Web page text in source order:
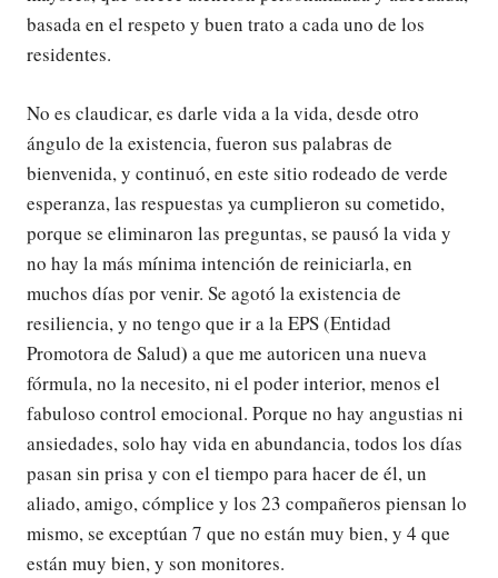
basada en el respeto y buen trato a cada uno de los
residentes.
No es claudicar, es darle vida a la vida, desde otro
ángulo de la existencia, fueron sus palabras de
bienvenida, y continuó, en este sitio rodeado de verde
esperanza, las respuestas ya cumplieron su cometido,
porque se eliminaron las preguntas, se pausó la vida y
no hay la más mínima intención de reiniciarla, en
muchos días por venir. Se agotó la existencia de
resiliencia, y no tengo que ir a la EPS (Entidad
Promotora de Salud) a que me autoricen una nueva
fórmula, no la necesito, ni el poder interior, menos el
fabuloso control emocional. Porque no hay angustias ni
ansiedades, solo hay vida en abundancia, todos los días
pasan sin prisa y con el tiempo para hacer de él, un
aliado, amigo, cómplice y los 23 compañeros piensan lo
mismo, se exceptúan 7 que no están muy bien, y 4 que
están muy bien, y son monitores.